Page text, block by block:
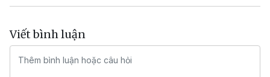
Viết bình luận